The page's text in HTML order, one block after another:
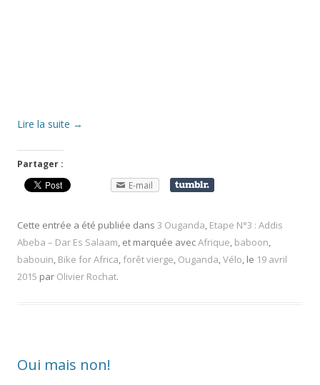
Lire la suite →
Partager :
E-mail
Cette entrée a été publiée dans 3 Ouganda Etape N°3 : Addis
Abeba – Dar Es Salaam , et marquée avecAfrique baboon
babouin Bike for Africa forêt vierge Ouganda Vélo , le 19 avril
2015 par Olivier Rochat.
Oui mais non!